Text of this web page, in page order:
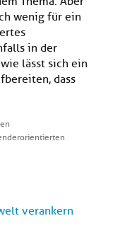
wenig für ein
in der
lässt sich ein
dass
verankern